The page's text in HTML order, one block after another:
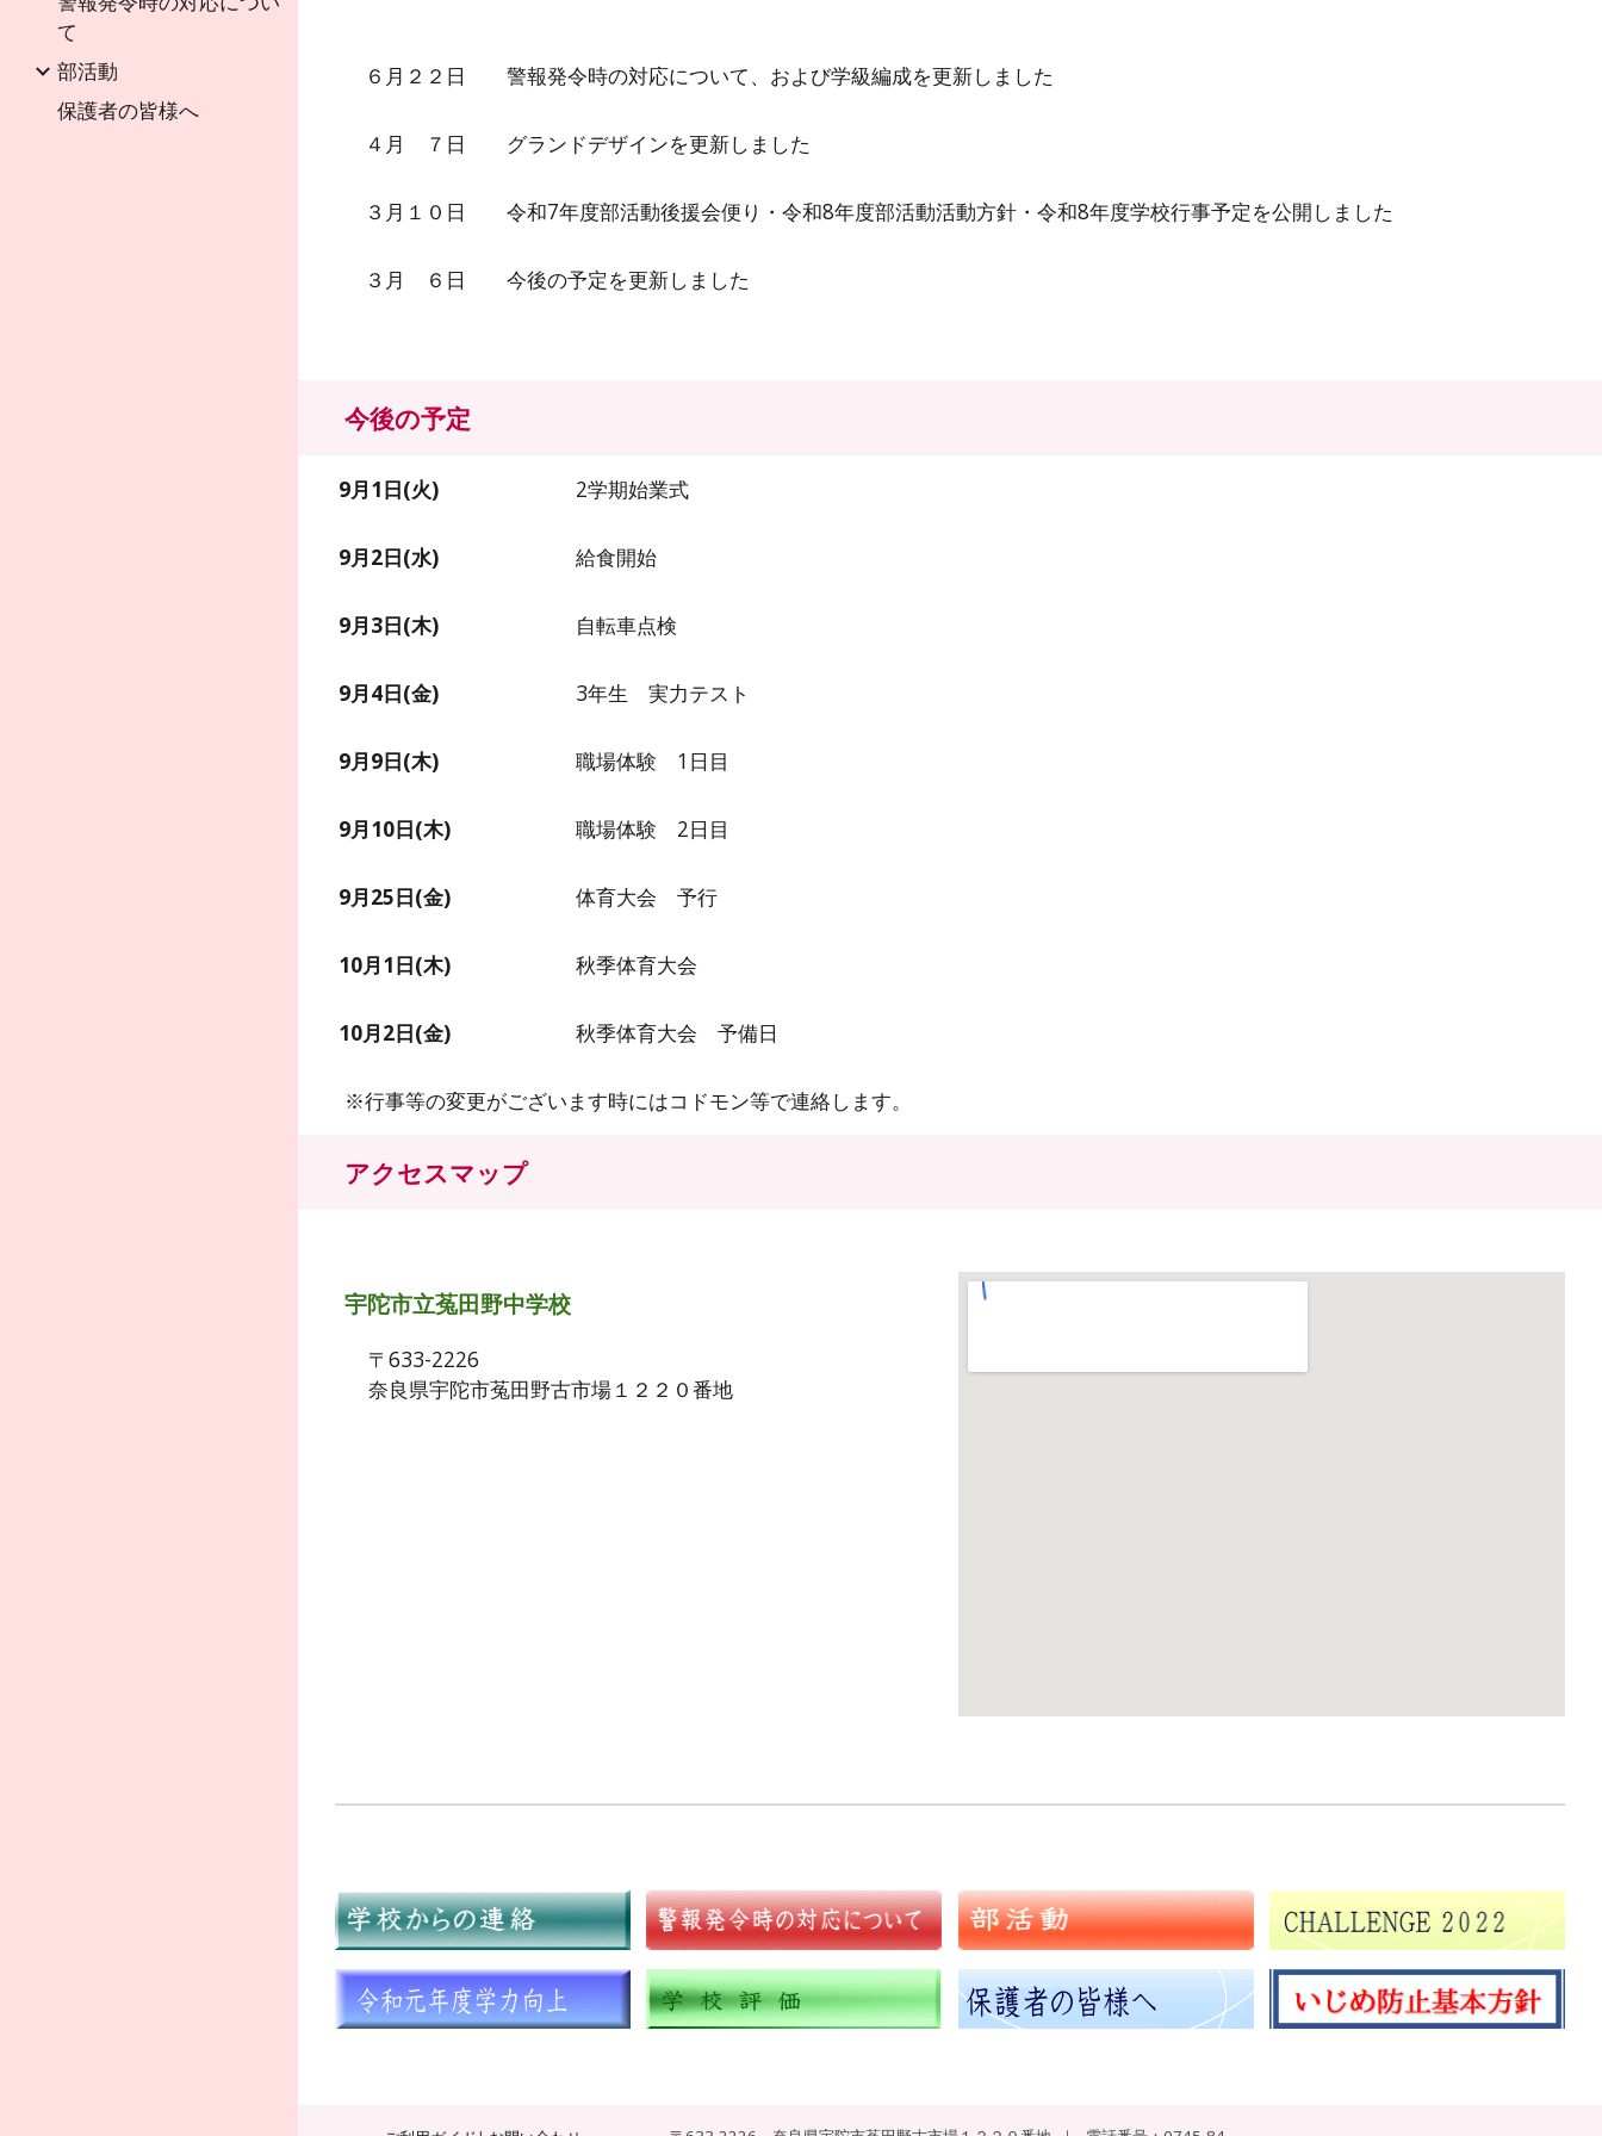
て
部活動
保護者の皆様へ
６ 月 ２２ 日 警報発令時の対応について、および学級編成を更新しました
４月 ７日 グランドデザインを更新しました
３月１０日 令和7年度部活動後援会便り・令和8年度部活動活動方針・令和8年度学校行事予定を公開しました
３月 ６日 今後の予定を更新しました
今後の予定
9月1日(火) 2学期始業式
9月2日(水) 給食開始
9月3日(木) 自転車点検
9月4日(金) 3年生 実力テスト
9月9日(木) 職場体験 1日目
9月10日(木) 職場体験 2日目
9月25日(金) 体育大会 予行
10月1日(木) 秋季体育大会
10月2日(金) 秋季体育大会 予備日
※行事等の変更がございます時にはコドモン等で連絡します。
アクセスマップ
宇陀市立菟田野中学校
〒633-2226
奈良県宇陀市菟田野古市場１２２０番地